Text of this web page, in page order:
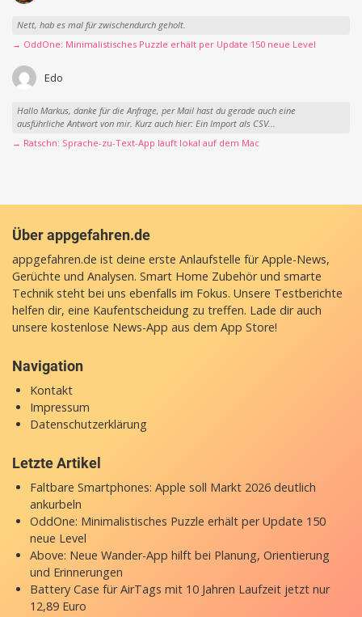
Nett, hab es mal für zwischendurch geholt.
→ OddOne: Minimalistisches Puzzle erhält per Update 150 neue Level
Edo
Hallo Markus, danke für die Anfrage, per Mail hast du gerade auch eine
ausführliche Antwort von mir. Kurz auch hier: Ein Import als CSV...
→ Ratschn: Sprache-zu-Text-App läuft lokal auf dem Mac
Über appgefahren.de
appgefahren.de ist deine erste Anlaufstelle für Apple-News,
Gerüchte und Analysen. Smart Home Zubehör und smarte
Technik steht bei uns ebenfalls im Fokus. Unsere Testberichte
helfen dir, eine Kaufentscheidung zu treffen. Lade dir auch
unsere kostenlose News-App aus dem App Store!
Navigation
Kontakt
Impressum
Datenschutzerklärung
Letzte Artikel
Faltbare Smartphones: Apple soll Markt 2026 deutlich
ankurbeln
OddOne: Minimalistisches Puzzle erhält per Update 150
neue Level
Above: Neue Wander-App hilft bei Planung, Orientierung
und Erinnerungen
Battery Case für AirTags mit 10 Jahren Laufzeit jetzt nur
12,89 Euro